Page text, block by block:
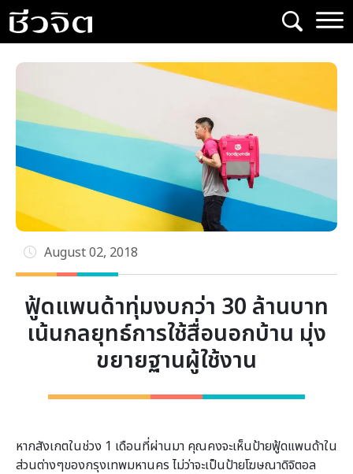
Skip
to
content
August 02, 2018
ฟู้ดแพนด้าทุ่มงบกว่า 30 ล้านบาท
เน้นกลยุทธ์การใช้สื่อนอกบ้าน มุ่ง
ขยายฐานผู้ใช้งาน
หากสังเกตในช่วง 1 เดือนที่ผ่านมา คุณคงจะเห็นป้ายฟู้ดแพนด้าใน
ส่วนต่างๆของกรุงเทพมหานคร ไม่ว่าจะเป็นป้ายโฆษณาดิจิตอล